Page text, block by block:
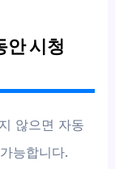
안 시청
않으면 자동
능합니다.